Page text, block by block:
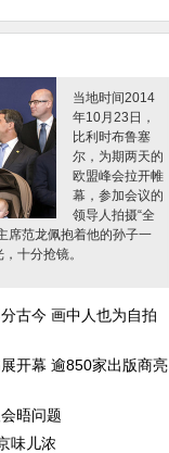
当地时间2014
年10月23日，
比利时布鲁塞
尔，为期两天的
欧盟峰会拉开帷
幕，参加会议的
领导人拍摄“全
席范龙佩抱着他的孙子一
十分抢镜。
古今 画中人也为自拍
开幕 逾850家出版商亮
晤问题
味儿浓